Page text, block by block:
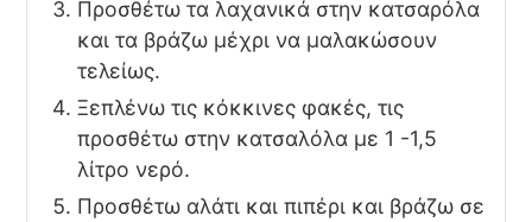
Προσθέτω τα λαχανικά στην κατσαρόλα
και τα βράζω μέχρι να μαλακώσουν
τελείως.
Ξεπλένω τις κόκκινες φακές, τις
προσθέτω στην κατσαλόλα με 1 -1,5
λίτρο νερό.
Προσθέτω αλάτι και πιπέρι και βράζω σε